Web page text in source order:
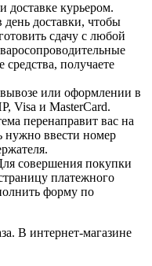
курьером.
доставки, чтобы
сдачу с любой
получаете
или оформлении в
Visa и MasterCard.
перенаправит вас на
нужно ввести номер
совершения покупки
платежного
форму по
В интернет-магазине